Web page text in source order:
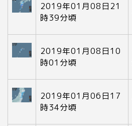
2019年01月08日21
時39分頃
2019年01月08日10
時01分頃
2019年01月06日17
時34分頃